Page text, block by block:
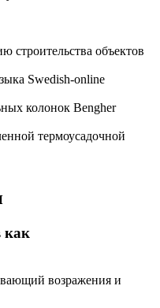
строительства объектов
Swedish-online
колонок Bengher
термоусадочной
как
возражения и